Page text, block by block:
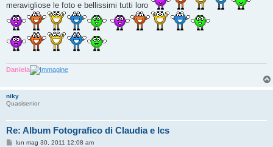
a
g
g
i
o
meravigliose le foto e bellissimi tutti loro
Daniela
niky
Quasisenior
Re: Album Fotografico di Claudia e Ics
Mlun mag 30, 2011 12:08 am